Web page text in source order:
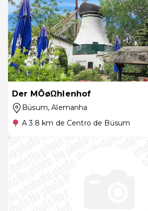
Der MÔøΩhlenhof
Büsum, Alemanha
A 3.8 km de Centro de Büsum